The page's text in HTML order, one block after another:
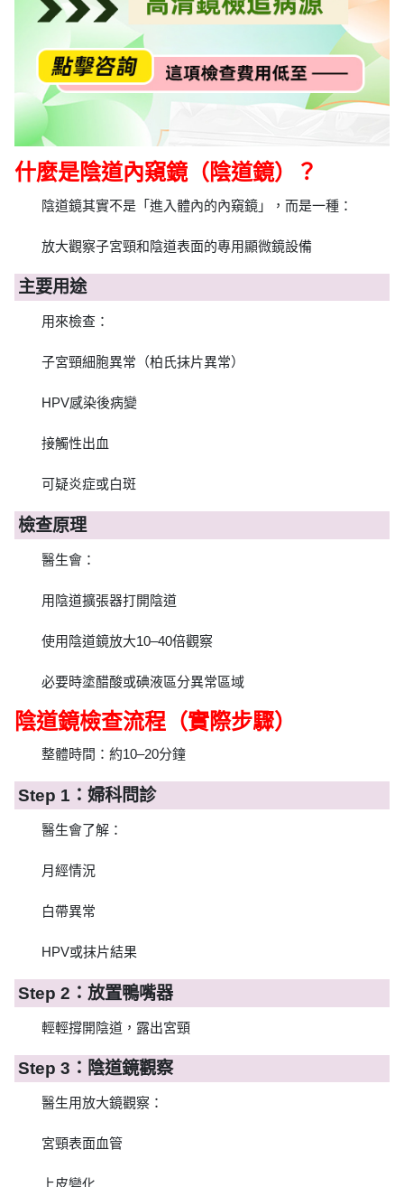
什麼是陰道內窺鏡（陰道鏡）？
陰道鏡其實不是「進入體內的內窺鏡」，而是一種：
放大觀察子宮頸和陰道表面的專用顯微鏡設備
主要用途
用來檢查：
子宮頸細胞異常（柏氏抹片異常）
HPV感染後病變
接觸性出血
可疑炎症或白斑
檢查原理
醫生會：
用陰道擴張器打開陰道
使用陰道鏡放大10–40倍觀察
必要時塗醋酸或碘液區分異常區域
陰道鏡檢查流程（實際步驟）
整體時間：約10–20分鐘
Step 1：婦科問診
醫生會了解：
月經情況
白帶異常
HPV或抹片結果
Step 2：放置鴨嘴器
輕輕撐開陰道，露出宮頸
Step 3：陰道鏡觀察
醫生用放大鏡觀察：
宮頸表面血管